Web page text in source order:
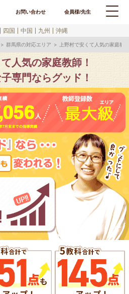
お問い合わせ 会員様/先生
四国 中国 九州 沖縄
群馬県の対応エリア 上野村で安くて人気の家庭教
人気の家庭教師！
専門ならグッド！